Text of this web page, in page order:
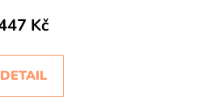
EcoKč
DETAIL